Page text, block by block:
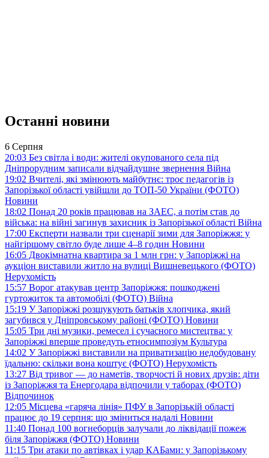
Останні новини
6 Серпня
20:03 Без світла і води: жителі окупованого села під
Дніпрорудним записали відчайдушне звернення Війна
19:02 Вчителі, які змінюють майбутнє: троє педагогів із
Запорізької області увійшли до ТОП-50 України (ФОТО)
Новини
18:02 Понад 20 років працював на ЗАЕС, а потім став до
війська: на війні загинув захисник із Запорізької області Війна
17:00 Експерти назвали три сценарії зими для Запоріжжя: у
найгіршому світло буде лише 4–8 годин Новини
16:05 Двокімнатна квартира за 1 млн грн: у Запоріжжі на
аукціон виставили житло на вулиці Вишневецького (ФОТО)
Нерухомість
15:57 Ворог атакував центр Запоріжжя: пошкоджені
гуртожиток та автомобілі (ФОТО) Війна
15:19 У Запоріжжі розшукують батьків хлопчика, який
загубився у Дніпровському районі (ФОТО) Новини
15:05 Три дні музики, ремесел і сучасного мистецтва: у
Запоріжжі вперше проведуть етносимпозіум Культура
14:02 У Запоріжжі виставили на приватизацію недобудовану
їдальню: скільки вона коштує (ФОТО) Нерухомість
13:27 Від тривог — до наметів, творчості й нових друзів: діти
із Запоріжжя та Енергодара відпочили у таборах (ФОТО)
Відпочинок
12:05 Місцева «гаряча лінія» ПФУ в Запорізькій області
працює до 19 серпня: що зміниться надалі Новини
11:40 Понад 100 вогнеборців залучали до ліквідації пожеж
біля Запоріжжя (ФОТО) Новини
11:15 Три атаки по автівках і удар КАБами: у Запорізькому